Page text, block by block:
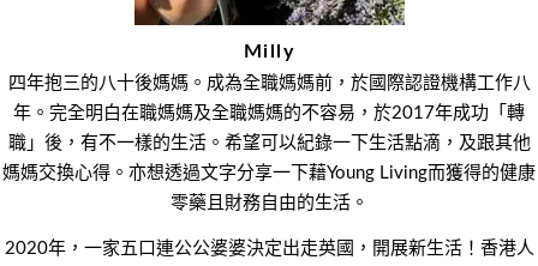
Milly
四年抱三的八十後媽媽。成為全職媽媽前，於國際認證機構工作八
年。完全明白在職媽媽及全職媽媽的不容易，於2017年成功「轉
職」後，有不一樣的生活。希望可以紀錄一下生活點滴，及跟其他
媽媽交換心得。亦想透過文字分享一下藉Young Living而獲得的健康
零藥且財務自由的生活。
2020年，一家五口連公公婆婆決定出走英國，開展新生活！香港人